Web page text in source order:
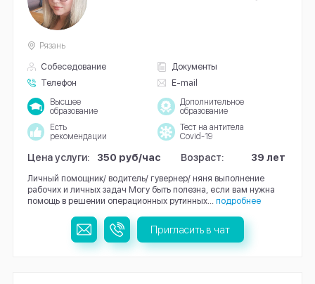
Собеседование
Документы
Телефон
E-mail
Рязань
Высшее
образование
Дополнительное
образование
Есть
рекомендации
Тест на антитела
Covid-19
Цена услуги: 350 руб/час Возраст: 39 лет
Личный помощник/ водитель/ гувернер/ няня выполнение
рабочих и личных задач Могу быть полезна, если вам нужна
помощь в решении операционных рутинных... подробнее
Пригласить в чат